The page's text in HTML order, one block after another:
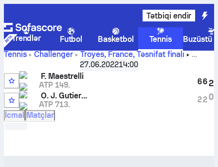
Tətbiqi endir
Trendlər Futbol Basketbol Tennis
Buzüstü
Tennis
Challenger Troyes, France, Təsnifat finalı
-Oscar Jose Gutierrez
və başabaş mübarizə nəticələri
27.06.202214:00
6
F. Maestrelli
ATP 149.
8
O. J. Gutierrez
ATP 713.
6
2
6
2
2
0
İcmal Matçlar